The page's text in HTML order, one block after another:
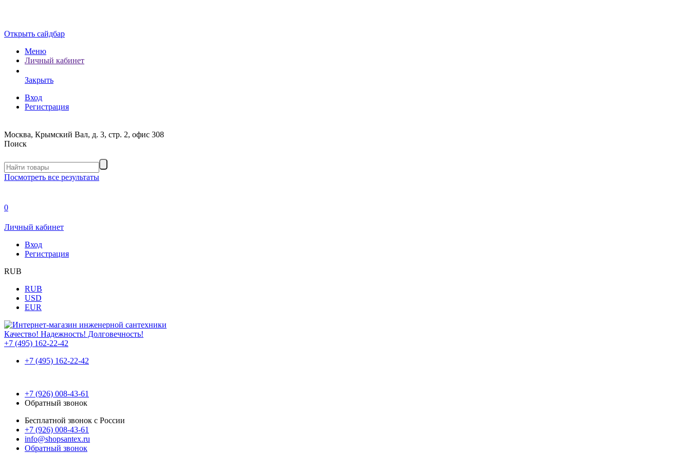
Открыть сайдбар
Меню
Личный кабинет
Закрыть
Вход
Регистрация
Москва, Крымский Вал, д. 3, стр. 2, офис 308
Поиск
Посмотреть все результаты
0
Личный кабинет
Вход
Регистрация
RUB
RUB
USD
EUR
Качество! Надежность! Долговечность!
+7 (495) 162-22-42
+7 (495) 162-22-42
+7 (926) 008-43-61
Обратный звонок
Бесплатной звонок с России
+7 (926) 008-43-61
info@shopsantex.ru
Обратный звонок